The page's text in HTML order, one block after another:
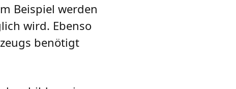
Beispiel werden
wird. Ebenso
benötigt